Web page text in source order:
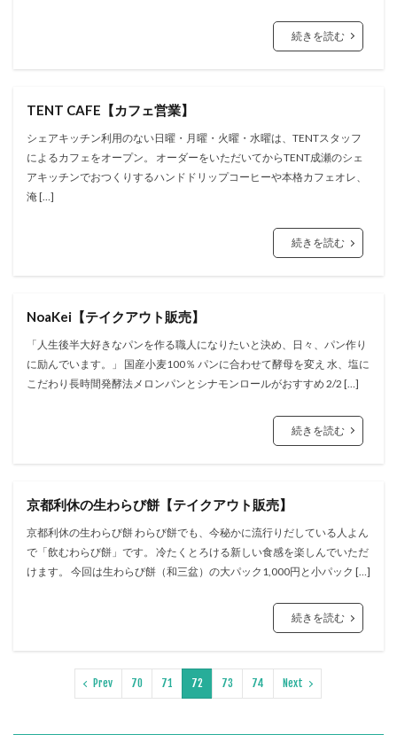
続きを読む
TENT CAFE【カフェ営業】
シェアキッチン利用のない日曜・月曜・火曜・水曜は、TENTスタッフ
によるカフェをオープン。 オーダーをいただいてからTENT成瀬のシェ
アキッチンでおつくりするハンドドリップコーヒーや本格カフェオレ、
淹 […]
続きを読む
NoaKei【テイクアウト販売】
「人生後半大好きなパンを作る職人になりたいと決め、日々、パン作り
に励んでいます。」 国産小麦100％ パンに合わせて酵母を変え 水、塩に
こだわり長時間発酵法メロンパンとシナモンロールがおすすめ 2/2 […]
続きを読む
京都利休の生わらび餅【テイクアウト販売】
京都利休の生わらび餅 わらび餅でも、今秘かに流行りだしている人よん
で「飲むわらび餅」です。 冷たくとろける新しい食感を楽しんでいただ
けます。 今回は生わらび餅（和三盆）の大パック1,000円と小パック […]
続きを読む
Prev 70 71 72 73 74 Next